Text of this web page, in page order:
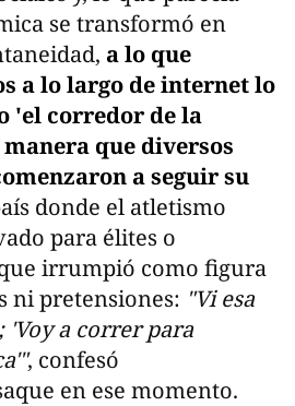
se transformó en
a lo que
a lo largo de internet lo
'el corredor de la
que diversos
a seguir su
donde el atletismo
para élites o
irrumpió como figura
ni pretensiones: "Vi esa
a correr para
, confesó
en ese momento.